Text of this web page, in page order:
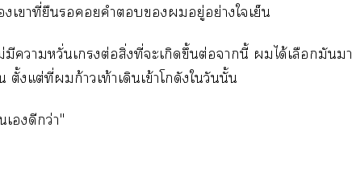
เาที่ยืนคำอยู่อย่างใเย็น
มีาหวั่นเกรงต่อสิ่งที่ะเกิดขึ้นต่อานี้ ได้เลือกมันา
ตั้งแต่ที่ก้าวเท้าเดินเข้าโกดังใวันนั้น
ดีกว่า"